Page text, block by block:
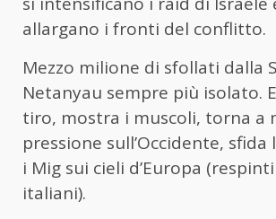
allargano i fronti del conflitto.
Mezzo milione di sfollati dalla
Netanyau sempre più isolato.
tiro, mostra i muscoli, torna a
pressione sull’Occidente, sfida
i Mig sui cieli d’Europa
italiani).